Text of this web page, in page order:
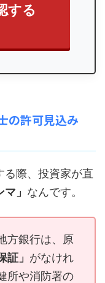
する
の許可見込み
る際、投資家が直
」 なんです。
方銀行は、原
証」 がなけれ
所や消防署の